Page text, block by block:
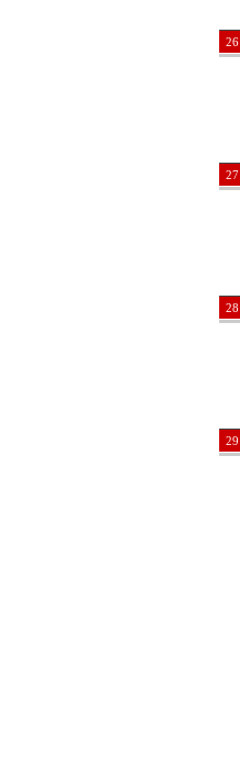
26
27
28
29